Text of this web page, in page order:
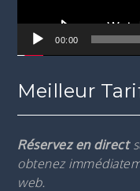
00:00
Meilleur
Réservez en direct
obtenez
web.